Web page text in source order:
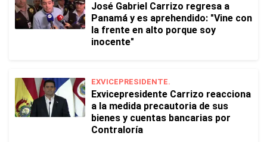
José Gabriel Carrizo regresa a
Panamá y es aprehendido: "Vine con
la frente en alto porque soy
inocente"
EXVICEPRESIDENTE.
Exvicepresidente Carrizo reacciona
a la medida precautoria de sus
bienes y cuentas bancarias por
Contraloría